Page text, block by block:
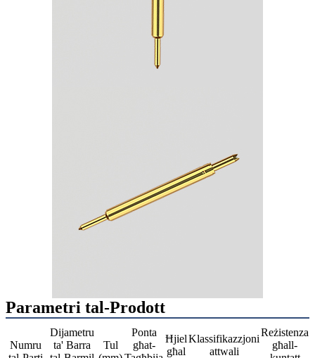
Parametri tal-Prodott
Numru
Dijametru
ta' Barra
Tul
Ponta
għat-
Ħjiel
għal
Klassifikazzjoni
attwali
Reżistenza
għall-